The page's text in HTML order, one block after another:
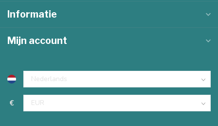
Informatie
Mijn account
€